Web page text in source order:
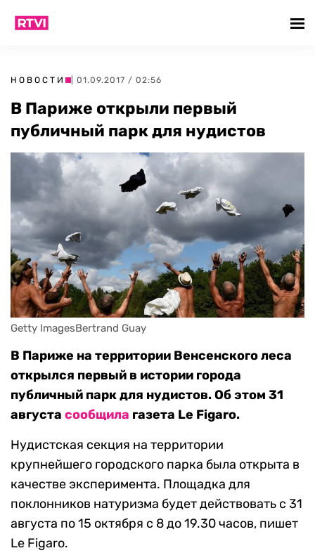
НОВОСТИ | 01.09.2017 / 02:56
В Париже открыли первый
публичный парк для нудистов
Getty ImagesBertrand Guay
В Париже на территории Венсенского леса
открылся первый в истории города
публичный парк для нудистов. Об этом 31
августа сообщила газета Le Figaro.
Нудистская секция на территории
крупнейшего городского парка была открыта в
качестве эксперимента. Площадка для
поклонников натуризма будет действовать с 31
августа по 15 октября с 8 до 19.30 часов, пишет
Le Figaro.